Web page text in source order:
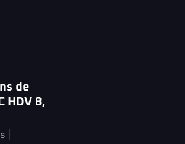
de
HDV 8,